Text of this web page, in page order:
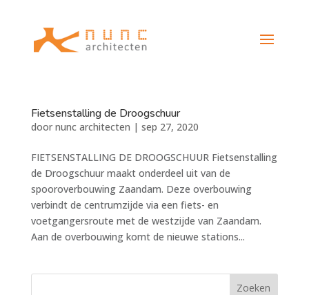
Fietsenstalling de Droogschuur
door nunc architecten | sep 27, 2020
FIETSENSTALLING DE DROOGSCHUUR Fietsenstalling
de Droogschuur maakt onderdeel uit van de
spooroverbouwing Zaandam. Deze overbouwing
verbindt de centrumzijde via een fiets- en
voetgangersroute met de westzijde van Zaandam.
Aan de overbouwing komt de nieuwe stations...